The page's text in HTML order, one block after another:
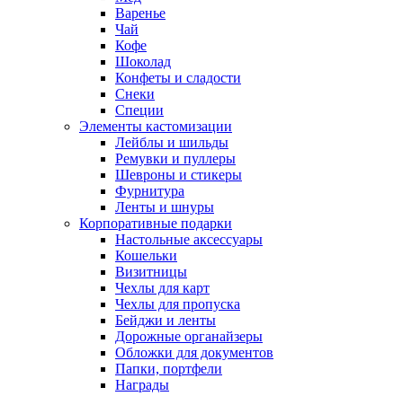
Варенье
Чай
Кофе
Шоколад
Конфеты и сладости
Снеки
Специи
Элементы кастомизации
Лейблы и шильды
Ремувки и пуллеры
Шевроны и стикеры
Фурнитура
Ленты и шнуры
Корпоративные подарки
Настольные аксессуары
Кошельки
Визитницы
Чехлы для карт
Чехлы для пропуска
Бейджи и ленты
Дорожные органайзеры
Обложки для документов
Папки, портфели
Награды